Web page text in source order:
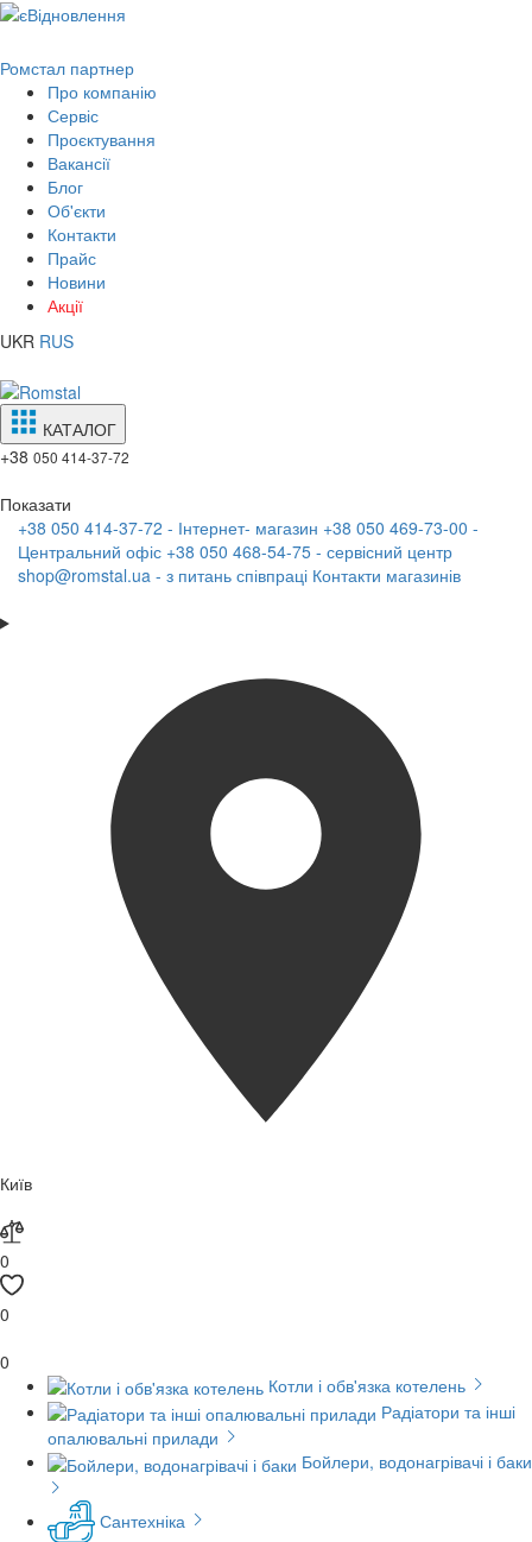
Ромстал партнер
Про компанію
Сервіс
Проєктування
Вакансії
Блог
Об'єкти
Контакти
Прайс
Новини
Акції
UKR RUS
КАТАЛОГ
+38 050 414-37-72
Показати
+38 050 414-37-72 - Інтернет- магазин +38 050 469-73-00 -
Центральний офіс +38 050 468-54-75 - сервісний центр
shop@romstal.ua - з питань співпраці Контакти магазинів
Київ
0
0
0
Котли і обв'язка котелень
Радіатори та інші
опалювальні прилади
Бойлери, водонагрівачі і баки
Сантехніка